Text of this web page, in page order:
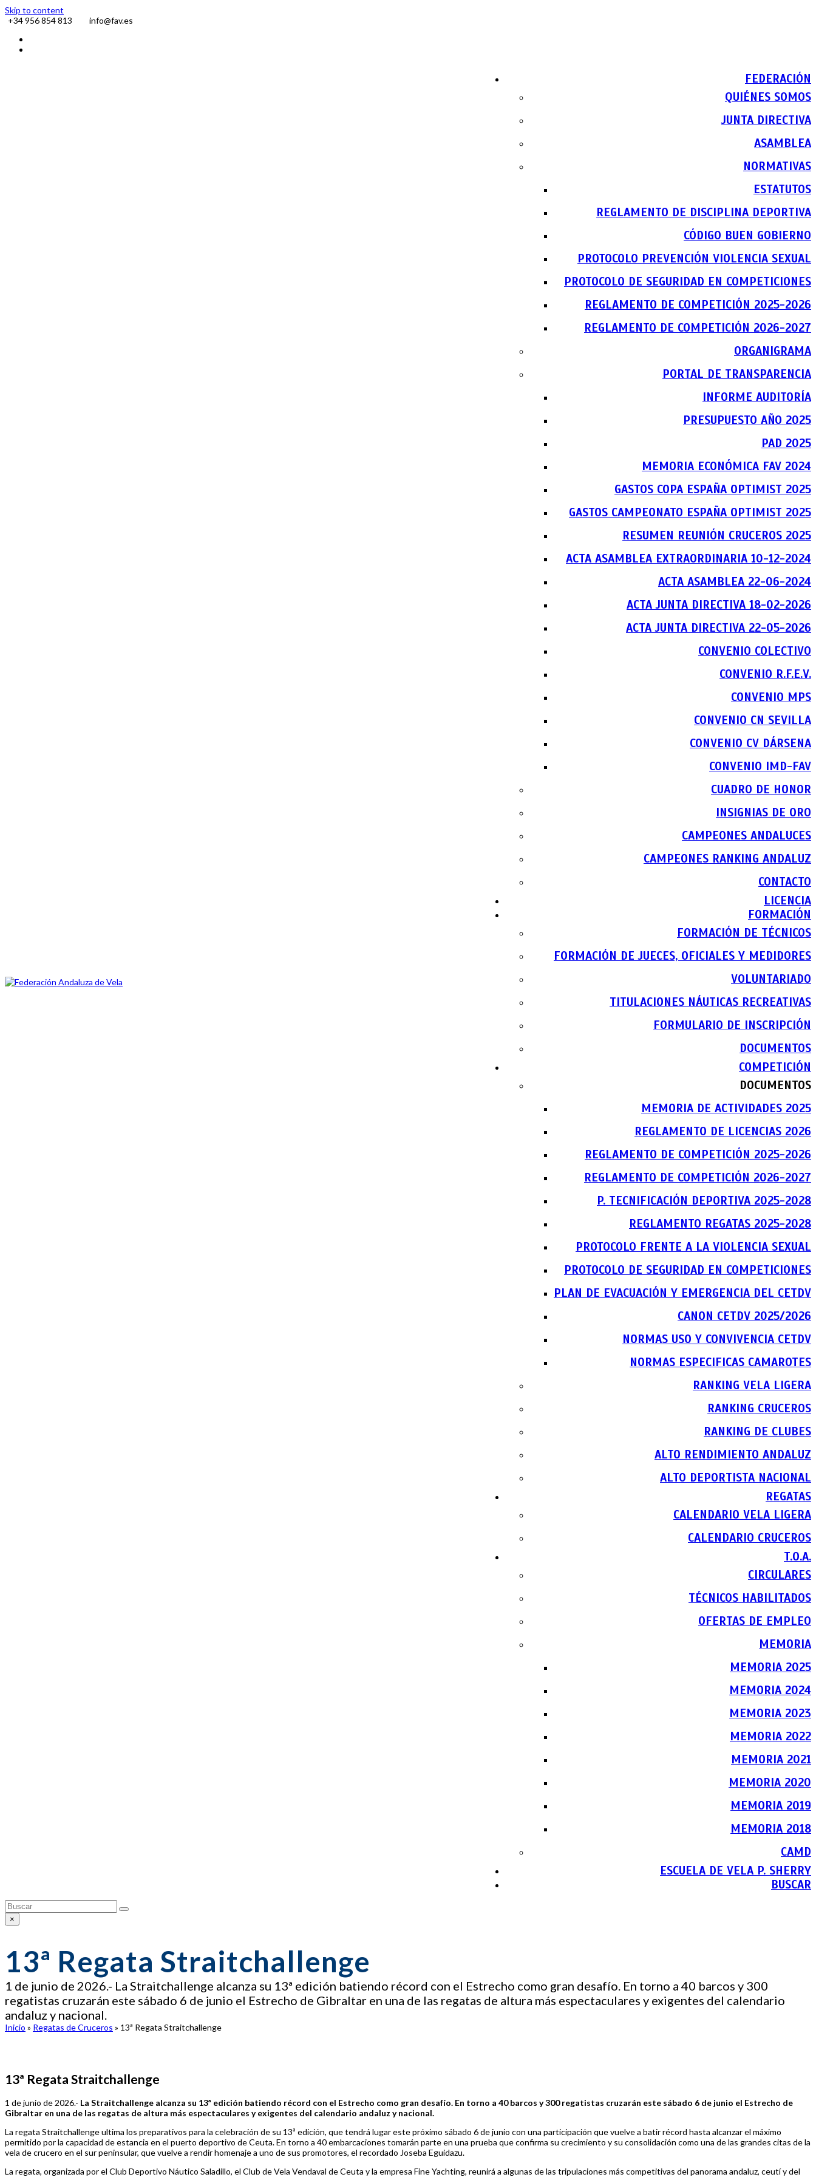
Skip to content
+34 956 854 813
info@fav.es
FEDERACIÓN
QUIÉNES SOMOS
JUNTA DIRECTIVA
ASAMBLEA
NORMATIVAS
ESTATUTOS
REGLAMENTO DE DISCIPLINA DEPORTIVA
CÓDIGO BUEN GOBIERNO
PROTOCOLO PREVENCIÓN VIOLENCIA SEXUAL
PROTOCOLO DE SEGURIDAD EN COMPETICIONES
REGLAMENTO DE COMPETICIÓN 2025-2026
REGLAMENTO DE COMPETICIÓN 2026-2027
ORGANIGRAMA
PORTAL DE TRANSPARENCIA
INFORME AUDITORÍA
PRESUPUESTO AÑO 2025
PAD 2025
MEMORIA ECONÓMICA FAV 2024
GASTOS COPA ESPAÑA OPTIMIST 2025
GASTOS CAMPEONATO ESPAÑA OPTIMIST 2025
RESUMEN REUNIÓN CRUCEROS 2025
ACTA ASAMBLEA EXTRAORDINARIA 10-12-2024
ACTA ASAMBLEA 22-06-2024
ACTA JUNTA DIRECTIVA 18-02-2026
ACTA JUNTA DIRECTIVA 22-05-2026
CONVENIO COLECTIVO
CONVENIO R.F.E.V.
CONVENIO MPS
CONVENIO CN SEVILLA
CONVENIO CV DÁRSENA
CONVENIO IMD-FAV
CUADRO DE HONOR
INSIGNIAS DE ORO
CAMPEONES ANDALUCES
CAMPEONES RANKING ANDALUZ
CONTACTO
LICENCIA
FORMACIÓN
FORMACIÓN DE TÉCNICOS
FORMACIÓN DE JUECES, OFICIALES Y MEDIDORES
VOLUNTARIADO
TITULACIONES NÁUTICAS RECREATIVAS
FORMULARIO DE INSCRIPCIÓN
DOCUMENTOS
COMPETICIÓN
DOCUMENTOS
MEMORIA DE ACTIVIDADES 2025
REGLAMENTO DE LICENCIAS 2026
REGLAMENTO DE COMPETICIÓN 2025-2026
REGLAMENTO DE COMPETICIÓN 2026-2027
P. TECNIFICACIÓN DEPORTIVA 2025-2028
REGLAMENTO REGATAS 2025-2028
PROTOCOLO FRENTE A LA VIOLENCIA SEXUAL
PROTOCOLO DE SEGURIDAD EN COMPETICIONES
PLAN DE EVACUACIÓN Y EMERGENCIA DEL CETDV
CANON CETDV 2025/2026
NORMAS USO Y CONVIVENCIA CETDV
NORMAS ESPECIFICAS CAMAROTES
RANKING VELA LIGERA
RANKING CRUCEROS
RANKING DE CLUBES
ALTO RENDIMIENTO ANDALUZ
ALTO DEPORTISTA NACIONAL
REGATAS
CALENDARIO VELA LIGERA
CALENDARIO CRUCEROS
T.O.A.
CIRCULARES
TÉCNICOS HABILITADOS
OFERTAS DE EMPLEO
MEMORIA
MEMORIA 2025
MEMORIA 2024
MEMORIA 2023
MEMORIA 2022
MEMORIA 2021
MEMORIA 2020
MEMORIA 2019
MEMORIA 2018
CAMD
ESCUELA DE VELA P. SHERRY
BUSCAR
Buscar
Enviar
×
Close
13ª Regata Straitchallenge
1 de junio de 2026.- La Straitchallenge alcanza su 13ª edición batiendo récord con el Estrecho como gran desafío. En torno a 40 barcos y 300
regatistas cruzarán este sábado 6 de junio el Estrecho de Gibraltar en una de las regatas de altura más espectaculares y exigentes del calendario
andaluz y nacional.
Inicio » Regatas de Cruceros » 13ª Regata Straitchallenge
13ª Regata Straitchallenge
1 de junio de 2026.- La Straitchallenge alcanza su 13ª edición batiendo récord con el Estrecho como gran desafío. En torno a 40 barcos y 300 regatistas cruzarán este sábado 6 de junio el Estrecho de
Gibraltar en una de las regatas de altura más espectaculares y exigentes del calendario andaluz y nacional.
La regata Straitchallenge ultima los preparativos para la celebración de su 13ª edición, que tendrá lugar este próximo sábado 6 de junio con una participación que vuelve a batir récord hasta alcanzar el máximo
permitido por la capacidad de estancia en el puerto deportivo de Ceuta. En torno a 40 embarcaciones tomarán parte en una prueba que confirma su crecimiento y su consolidación como una de las grandes citas de la
vela de crucero en el sur peninsular, que vuelve a rendir homenaje a uno de sus promotores, el recordado Joseba Eguidazu.
La regata, organizada por el Club Deportivo Náutico Saladillo, el Club de Vela Vendaval de Ceuta y la empresa Fine Yachting, reunirá a algunas de las tripulaciones más competitivas del panorama andaluz, ceutí y del